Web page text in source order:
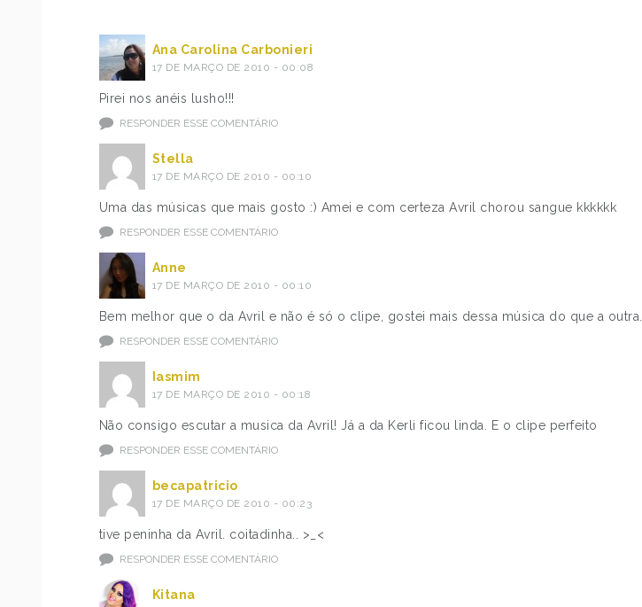
Ana Carolina Carbonieri
17 DE MARÇO DE 2010 - 00:08
Pirei nos anéis lusho!!!
RESPONDER ESSE COMENTÁRIO
Stella
17 DE MARÇO DE 2010 - 00:10
Uma das músicas que mais gosto :) Amei e com certeza Avril chorou sangue kkkkkk
RESPONDER ESSE COMENTÁRIO
Anne
17 DE MARÇO DE 2010 - 00:10
Bem melhor que o da Avril e não é só o clipe, gostei mais dessa música do que a outra.
RESPONDER ESSE COMENTÁRIO
Iasmim
17 DE MARÇO DE 2010 - 00:18
Não consigo escutar a musica da Avril! Já a da Kerli ficou linda. E o clipe perfeito
RESPONDER ESSE COMENTÁRIO
becapatricio
17 DE MARÇO DE 2010 - 00:23
tive peninha da Avril. coitadinha.. >_<
RESPONDER ESSE COMENTÁRIO
Kitana